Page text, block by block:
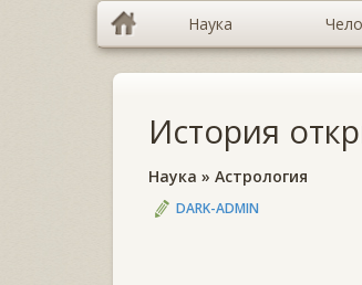
Наука
История
Наука » Астрология
DARK-ADMIN